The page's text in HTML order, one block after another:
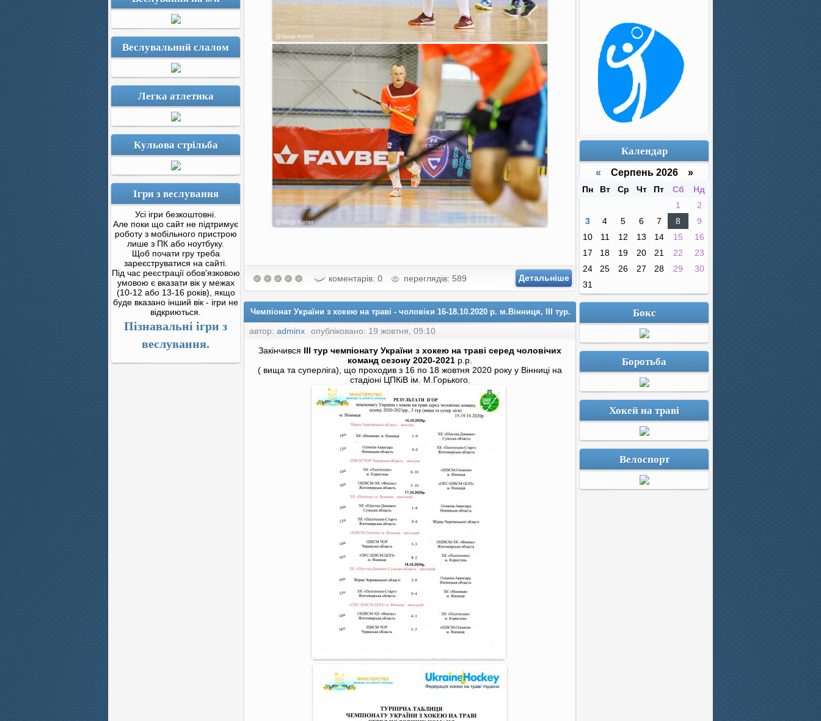
Веслувальний слалом
Легка атлетика
Кульова стрільба
Ігри з веслування
Усі ігри безкоштовні.
Але поки що сайт не підтримує
роботу з мобільного пристрою
лише з ПК або ноутбуку.
Щоб почати гру треба
зареєструватися на сайті.
Під час реєстрації обов'язковою
умовою є вказати вік у межах
(10-12 або 13-16 років), якщо
буде вказано інший вік - ігри не
відкриються.
Пізнавальні ігри з
веслування.
коментарів: 0 переглядів: 589 Детальніше
Чемпіонат України з хокею на траві - чоловіки 16-18.10.2020 р. м.Вінниця, III тур.
автор: adminx
опубліковано: 19 жовтня, 09:10
Закінчився III тур чемпіонату України з хокею на траві серед чоловічих
команд сезону 2020-2021 р.р.
( вища та суперліга), що проходив з 16 по 18 жовтня 2020 року у Вінниці на
стадіоні ЦПКіВ ім. М.Горького.
Календар
« Серпень 2026 »
Пн Вт Ср Чт Пт Сб
Нд
1
2
3
4 5 6 7 8
9
10
11 12 13 14 15
16
17
18 19 20 21 22
23
24
25 26 27 28 29
30
31
Бокс
Боротьба
Хокей на траві
Велоспорт